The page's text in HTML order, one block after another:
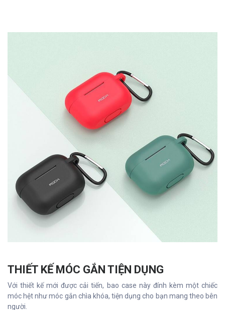
THIẾT KẾ MÓC GẮN TIỆN DỤNG
Với thiết kế mới được cải tiến, bao case này đính kèm một chiếc
móc hệt như móc gắn chìa khóa, tiện dụng cho bạn mang theo bên
người.